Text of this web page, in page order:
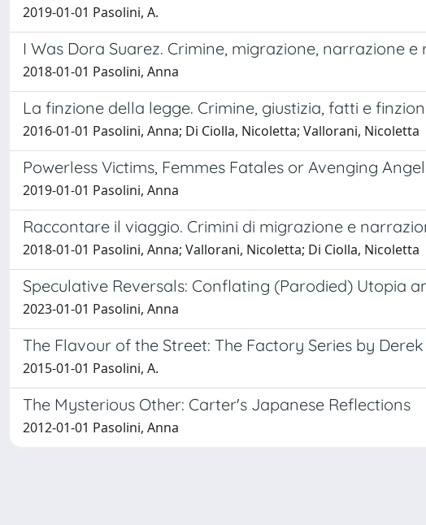
2019-01-01 Pasolini, A.
I Was Dora Suarez. Crimine, migrazione, narrazione
2018-01-01 Pasolini, Anna
La finzione della legge. Crimine, giustizia, fatti e
2016-01-01 Pasolini, Anna; Di Ciolla, Nicoletta; Vallorani, Nicoletta
Powerless Victims, Femmes Fatales or Avenging
2019-01-01 Pasolini, Anna
Raccontare il viaggio. Crimini di migrazione e
2018-01-01 Pasolini, Anna; Vallorani, Nicoletta; Di Ciolla, Nicoletta
Speculative Reversals: Conflating (Parodied) Utopia
2023-01-01 Pasolini, Anna
The Flavour of the Street: The Factory Series by
2015-01-01 Pasolini, A.
The Mysterious Other: Carter's Japanese Reflections
2012-01-01 Pasolini, Anna